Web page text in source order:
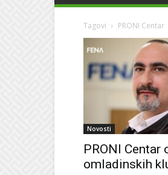
Tagovi PRONI Centar
Novosti
PRONI Centar
omladinskih